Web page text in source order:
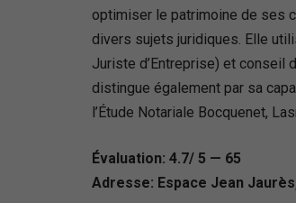
optimiser le patrimoine de ses
divers sujets juridiques. Elle
Juriste d’Entreprise) et conseil
distingue également par sa
l’Étude Notariale Bocquenet,
Évaluation: 4.7/ 5 — 65
Adresse: Espace Jean